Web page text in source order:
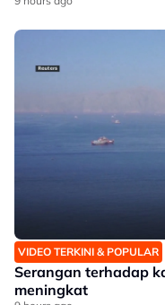
VIDEO TERKINI & POPULAR
Serangan terhadap
meningkat